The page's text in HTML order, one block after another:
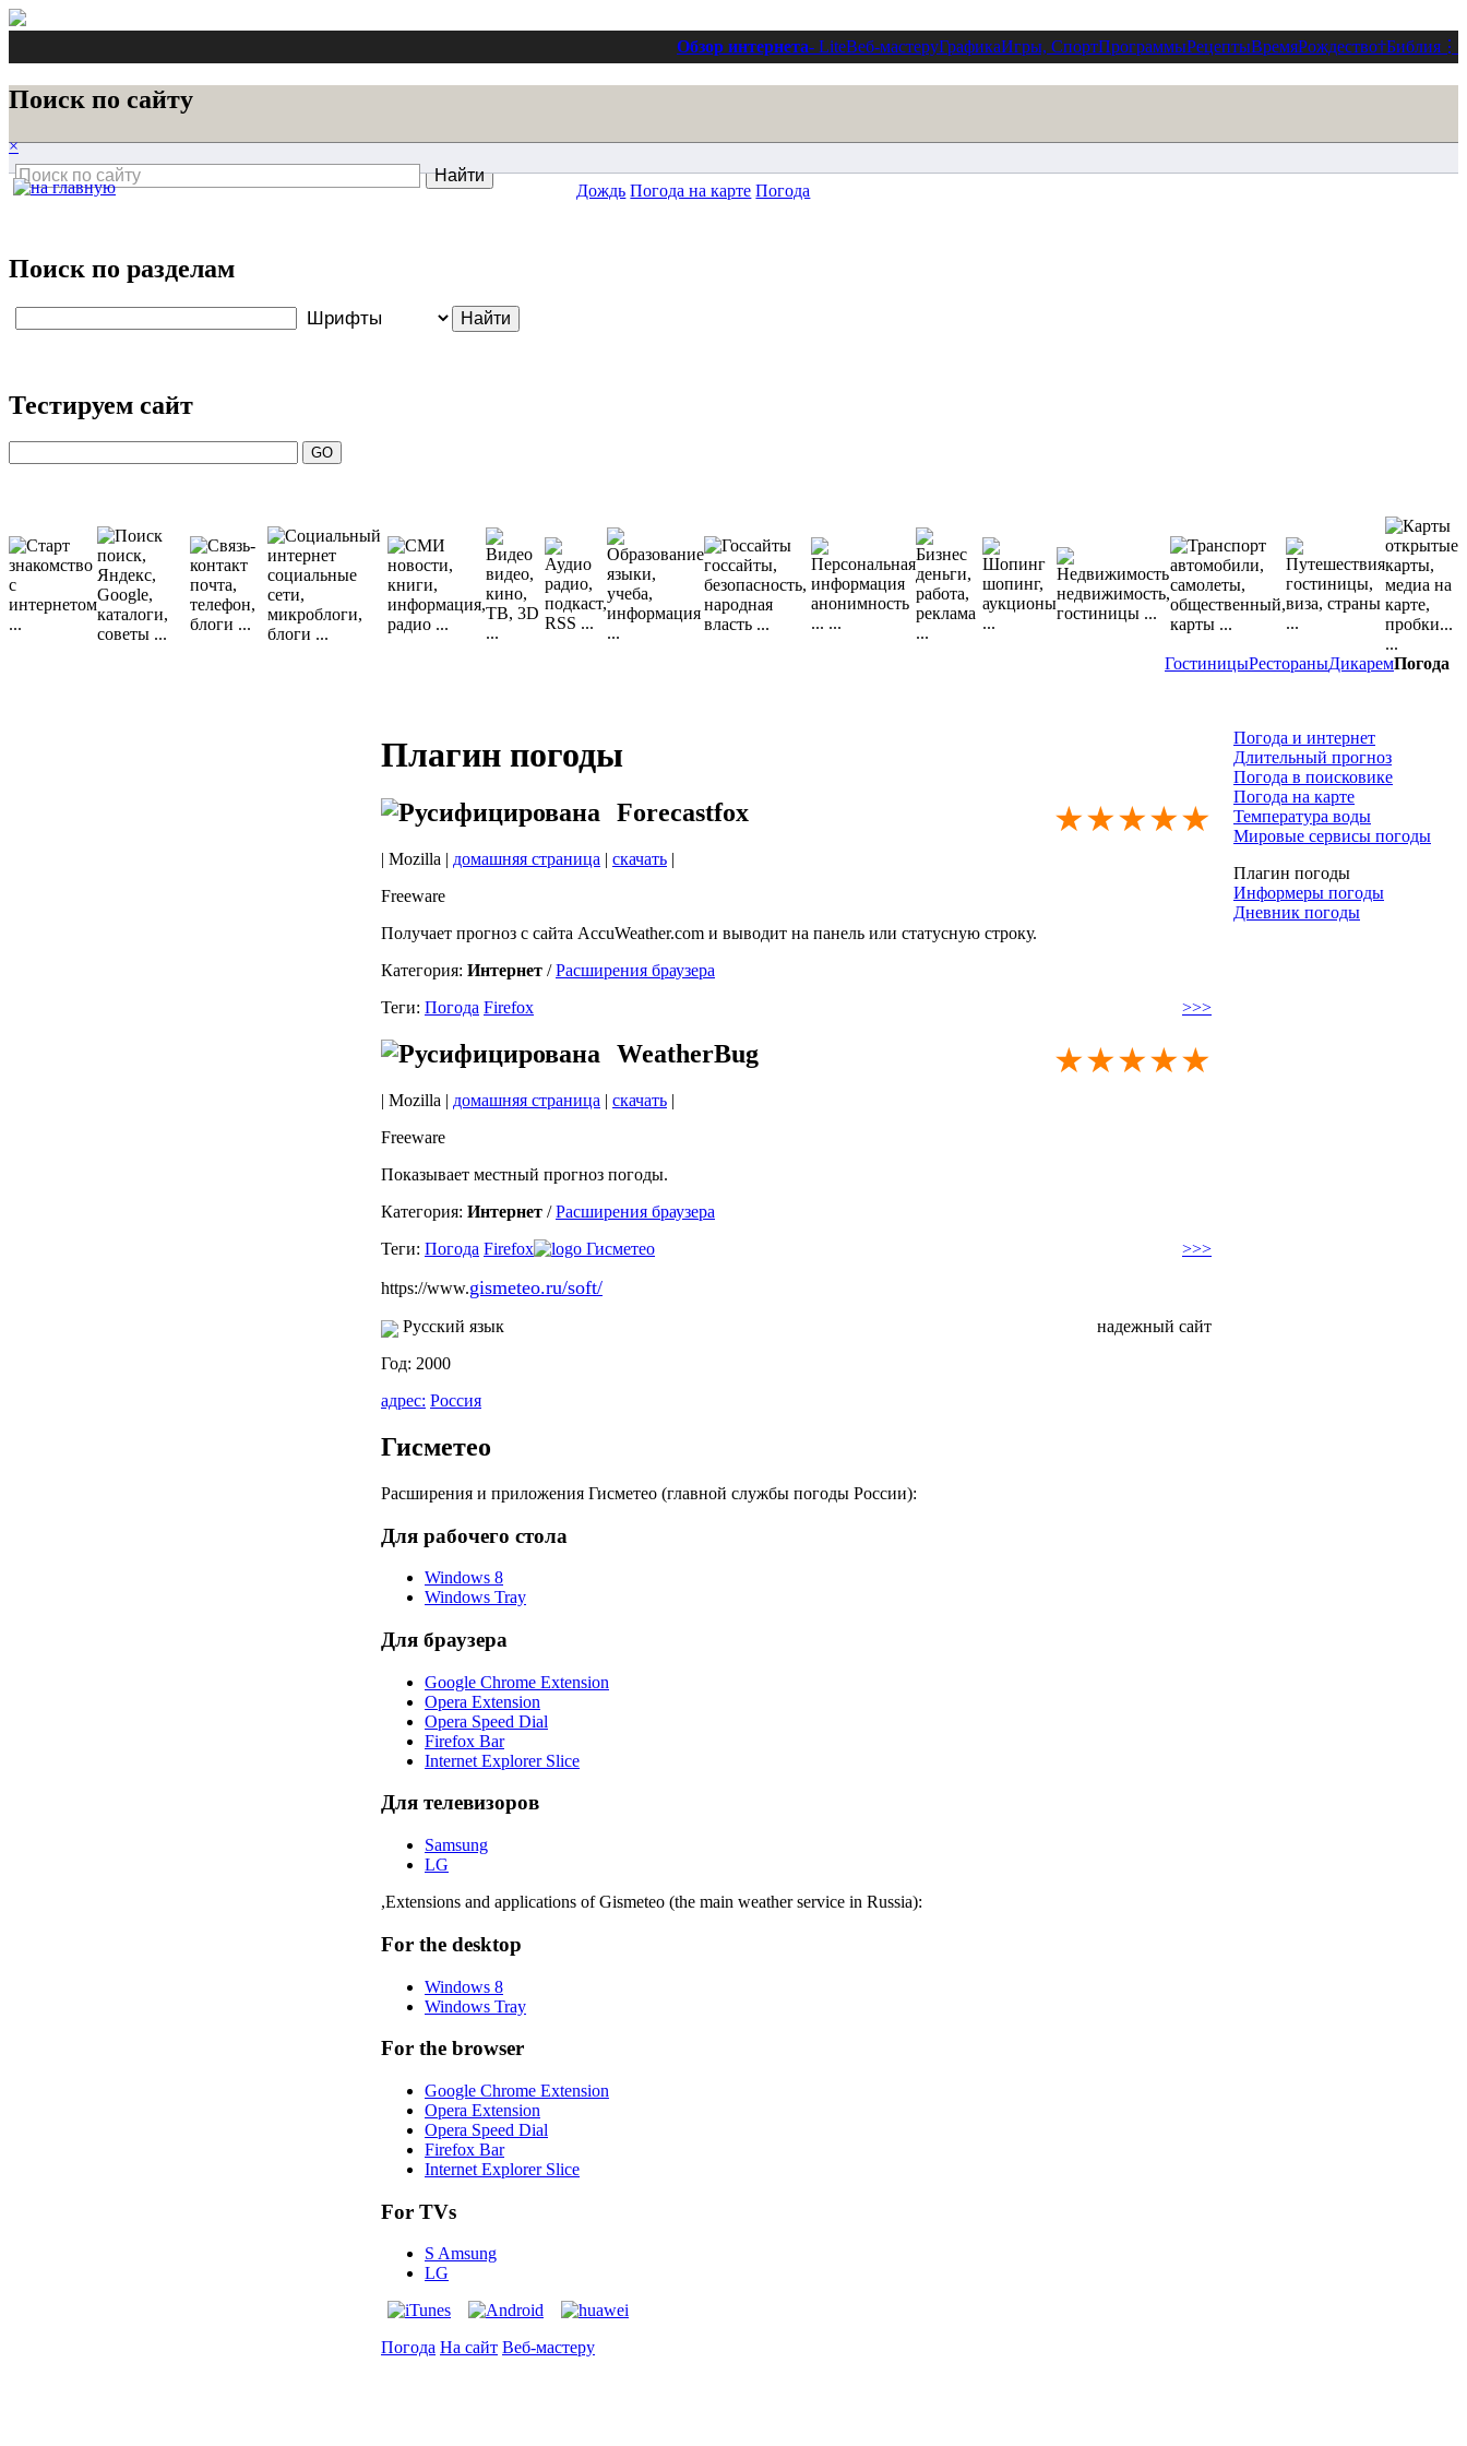
Обзор интернета- LiteВеб-мастеруГрафикаИгры, СпортПрограммыРецептыВремяРождество†Библия ⋮
Поиск по сайту
×
Поиск по разделам
Тестируем сайт
ГостиницыРестораныДикаремПогода
Дождь Погода на карте Погода
Плагин погоды
★★★★★
Forecastfox
| Mozilla | домашняя страница | скачать |
Freeware
Получает прогноз с сайта AccuWeather.com и выводит на панель или статусную строку.
Категория: Интернет /Расширения браузера
>>>
Теги: Погода Firefox
★★★★★
WeatherBug
| Mozilla | домашняя страница | скачать |
Freeware
Показывает местный прогноз погоды.
Категория: Интернет /Расширения браузера
>>>
Теги: Погода Firefox
https://www.gismeteo.ru/soft/
Русский язык
надежный сайт
Год: 2000
адрес: Россия
Гисметео
Расширения и приложения Гисметео (главной службы погоды России):
Для рабочего стола
Windows 8
Windows Tray
Для браузера
Google Chrome Extension
Opera Extension
Opera Speed Dial
Firefox Bar
Internet Explorer Slice
Для телевизоров
Samsung
LG
,Extensions and applications of Gismeteo (the main weather service in Russia):
For the desktop
Windows 8
Windows Tray
For the browser
Google Chrome Extension
Opera Extension
Opera Speed Dial
Firefox Bar
Internet Explorer Slice
For TVs
S Amsung
LG
Погода На сайт Веб-мастеру
Погода и интернет
Длительный прогноз
Погода в поисковике
Погода на карте
Температура воды
Мировые сервисы погоды
Плагин погоды
Информеры погоды
Дневник погоды